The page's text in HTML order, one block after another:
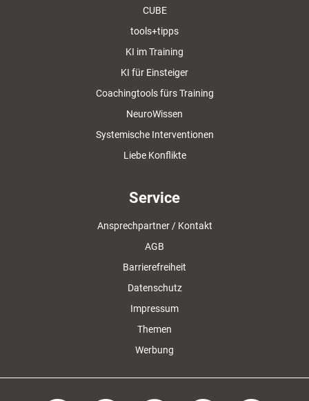
CUBE
tools+tipps
KI im Training
KI für Einsteiger
Coachingtools fürs Training
NeuroWissen
Systemische Interventionen
Liebe Konflikte
Service
Ansprechpartner / Kontakt
AGB
Barrierefreiheit
Datenschutz
Impressum
Themen
Werbung